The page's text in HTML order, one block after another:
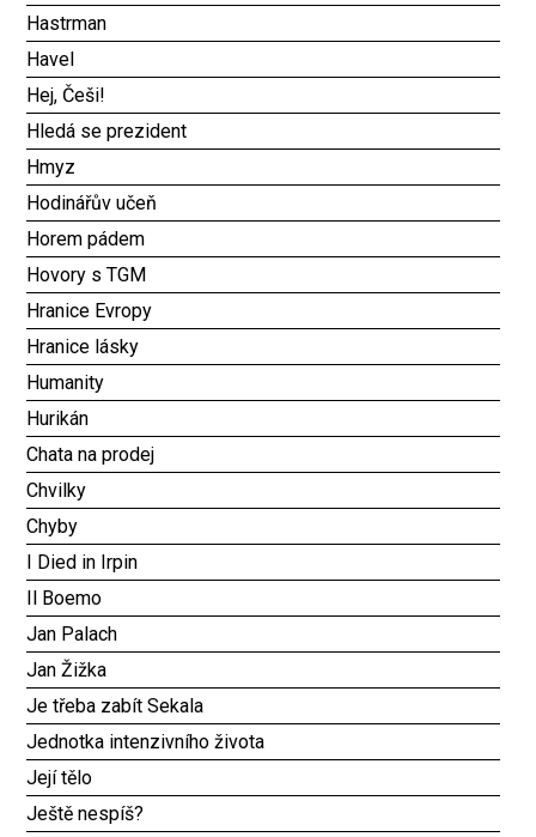
Hastrman
Havel
Hej, Češi!
Hledá se prezident
Hmyz
Hodinářův učeň
Horem pádem
Hovory s TGM
Hranice Evropy
Hranice lásky
Humanity
Hurikán
Chata na prodej
Chvilky
Chyby
I Died in Irpin
Il Boemo
Jan Palach
Jan Žižka
Je třeba zabít Sekala
Jednotka intenzivního života
Její tělo
Ještě nespíš?